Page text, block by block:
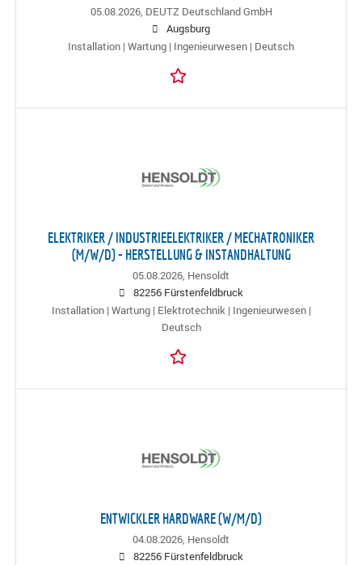
05.08.2026, DEUTZ Deutschland GmbH
Augsburg
Installation | Wartung | Ingenieurwesen | Deutsch
ELEKTRIKER / INDUSTRIEELEKTRIKER / MECHATRONIKER
(M/W/D) - HERSTELLUNG & INSTANDHALTUNG
05.08.2026, Hensoldt
82256 Fürstenfeldbruck
Installation | Wartung | Elektrotechnik | Ingenieurwesen |
Deutsch
ENTWICKLER HARDWARE (W/M/D)
04.08.2026, Hensoldt
82256 Fürstenfeldbruck